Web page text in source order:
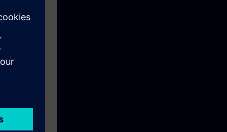
gêmeo
maquina
um drive
à